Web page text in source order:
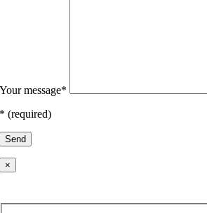
Your message*
* (required)
×